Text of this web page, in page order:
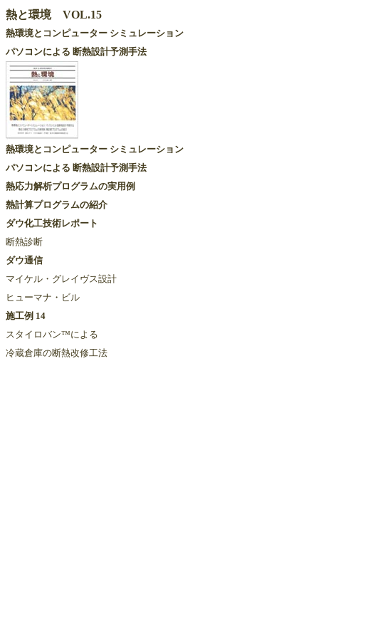
熱と環境 VOL.15
熱環境とコンピューター シミュレーション
パソコンによる 断熱設計予測手法
熱環境とコンピューター シミュレーション
パソコンによる 断熱設計予測手法
熱応力解析プログラムの実用例
熱計算プログラムの紹介
ダウ化工技術レポート
断熱診断
ダウ通信
マイケル・グレイヴス設計
ヒューマナ・ビル
施工例 14
スタイロバン™による
冷蔵倉庫の断熱改修工法